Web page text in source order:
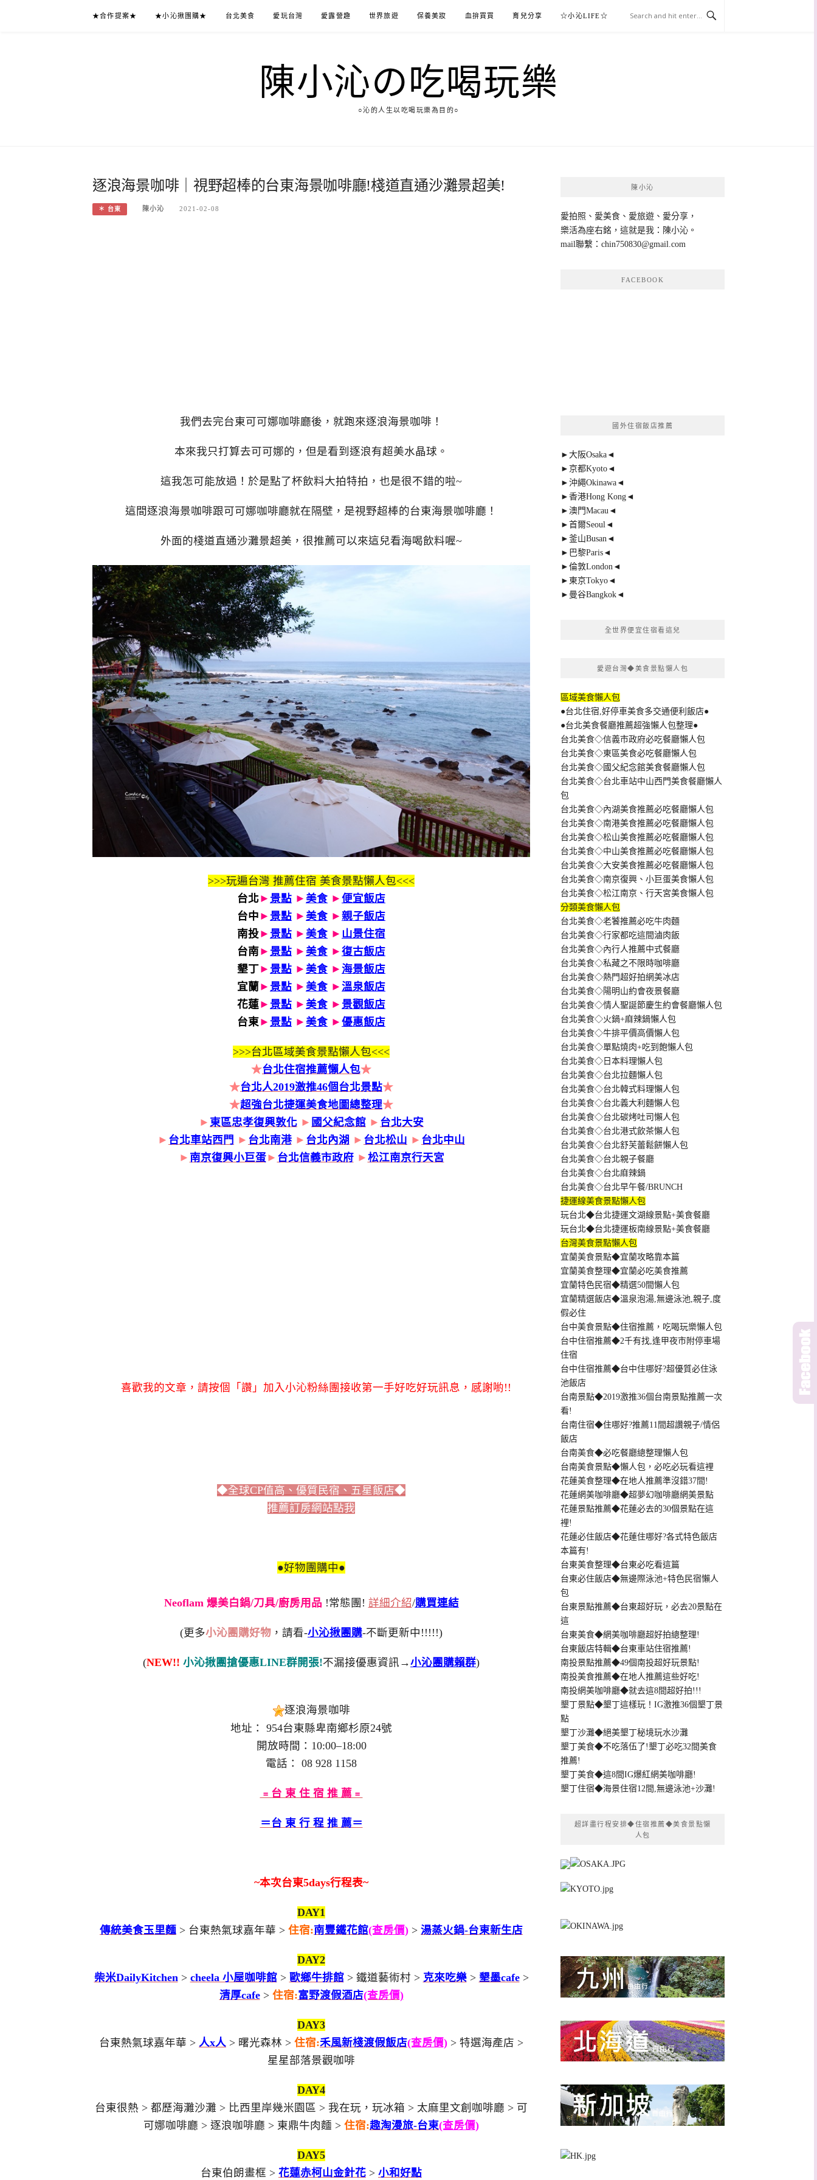
★合作提案★ ★小沁揪團購★ 台北美食 愛玩台灣 愛露營趣 世界旅遊 保養美妝 血拚買買 育兒分享 ☆小沁LIFE☆
陳小沁の吃喝玩樂
○沁的人生以吃喝玩樂為目的○
逐浪海景咖啡｜視野超棒的台東海景咖啡廳!棧道直通沙灘景超美!
＊ 台東 陳小沁 2021-02-08
我們去完台東可可娜咖啡廳後，就跑來逐浪海景咖啡！
本來我只打算去可可娜的，但是看到逐浪有超美水晶球。
這我怎可能放過！於是點了杯飲料大拍特拍，也是很不錯的啦~
這間逐浪海景咖啡跟可可娜咖啡廳就在隔壁，是視野超棒的台東海景咖啡廳！
外面的棧道直通沙灘景超美，很推薦可以來這兒看海喝飲料喔~
>>>玩遍台灣 推薦住宿 美食景點懶人包<<<
台北► 景點 ► 美食 ► 便宜飯店
台中 ► 景點 ► 美食 ► 親子飯店
南投► 景點 ► 美食 ► 山景住宿
台南► 景點 ► 美食 ► 復古飯店
墾丁► 景點 ► 美食 ► 海景飯店
宜蘭► 景點 ► 美食 ► 溫泉飯店
花蓮► 景點 ► 美食 ► 景觀飯店
台東► 景點 ► 美食 ► 優惠飯店
>>>台北區域美食景點懶人包<<<
★台北住宿推薦懶人包★
★台北人2019激推46個台北景點★
★超強台北捷運美食地圖總整理★
► 東區忠孝復興敦化 ► 國父紀念館 ► 台北大安
► 台北車站西門 ► 台北南港 ► 台北內湖 ► 台北松山 ► 台北中山
► 南京復興小巨蛋► 台北信義市政府► 松江南京行天宮
喜歡我的文章，請按個「讚」加入小沁粉絲團接收第一手好吃好玩訊息，感謝喲!!
◆全球CP值高、優質民宿、五星飯店◆
推薦訂房網站點我
●好物團購中●
Neoflam 爆美白鍋/刀具/廚房用品 !常態團! 詳細介紹/購買連結
(更多小沁團購好物 ，請看-小沁揪團購-不斷更新中!!!!!)
(NEW!! 小沁揪團搶優惠LINE群開張!不漏接優惠資訊→小沁團購賴群)
逐浪海景咖啡
地址： 954台東縣卑南鄉杉原24號
開放時間：10:00–18:00
電話： 08 928 1158
﹦台 東 住 宿 推 薦﹦
＝台 東 行 程 推 薦＝
~本次台東5days行程表~
DAY1
傳統美食玉里麵 > 台東熱氣球嘉年華 > 住宿:南豐鐵花館(查房價) > 湯蒸火鍋-台東新生店
DAY2
柴米DailyKitchen> cheela 小屋咖啡館> 歐鄉牛排館> 鐵道藝術村 > 克來吃樂> 墾墨cafe>
清厚cafe> 住宿:富野渡假酒店(查房價)
DAY3
台東熱氣球嘉年華 > 人x人 > 曙光森林 > 住宿:禾風新棧渡假飯店(查房價) > 特選海產店 >
星星部落景觀咖啡
DAY4
台東很熱 > 都歷海灘沙灘 > 比西里岸幾米園區 > 我在玩，玩冰箱 > 太麻里文創咖啡廳 > 可
可娜咖啡廳 > 逐浪咖啡廳 > 東鼎牛肉麵 > 住宿:趣淘漫旅-台東(查房價)
DAY5
台東伯朗畫框 > 花蓮赤柯山金針花 > 小和好點
陳小沁
愛拍照、愛美食、愛旅遊、愛分享，
樂活為座右銘，這就是我：陳小沁。
mail聯繫： chin750830@gmail.com
FACEBOOK
國外住宿飯店推薦
►大阪Osaka◄
►京都Kyoto◄
►沖繩Okinawa◄
►香港Hong Kong◄
►澳門Macau◄
►首爾Seoul◄
►釜山Busan◄
►巴黎Paris◄
►倫敦London◄
►東京Tokyo◄
►曼谷Bangkok◄
全世界便宜住宿看這兒
愛遊台灣◆美食景點懶人包
區域美食懶人包
●台北住宿,好停車美食多交通便利飯店●
●台北美食餐廳推薦超強懶人包整理●
台北美食◇信義市政府必吃餐廳懶人包
台北美食◇東區美食必吃餐廳懶人包
台北美食◇國父紀念館美食餐廳懶人包
台北美食◇台北車站中山西門美食餐廳懶人
包
台北美食◇內湖美食推薦必吃餐廳懶人包
台北美食◇南港美食推薦必吃餐廳懶人包
台北美食◇松山美食推薦必吃餐廳懶人包
台北美食◇中山美食推薦必吃餐廳懶人包
台北美食◇大安美食推薦必吃餐廳懶人包
台北美食◇南京復興、小巨蛋美食懶人包
台北美食◇松江南京、行天宮美食懶人包
分類美食懶人包
台北美食◇老饕推薦必吃牛肉麵
台北美食◇行家都吃這間滷肉飯
台北美食◇內行人推薦中式餐廳
台北美食◇私藏之不限時咖啡廳
台北美食◇熱門超好拍網美冰店
台北美食◇陽明山約會夜景餐廳
台北美食◇情人聖誕節慶生約會餐廳懶人包
台北美食◇火鍋+麻辣鍋懶人包
台北美食◇牛排平價高價懶人包
台北美食◇單點燒肉+吃到飽懶人包
台北美食◇日本料理懶人包
台北美食◇台北拉麵懶人包
台北美食◇台北韓式料理懶人包
台北美食◇台北義大利麵懶人包
台北美食◇台北碳烤吐司懶人包
台北美食◇台北港式飲茶懶人包
台北美食◇台北舒芙蕾鬆餅懶人包
台北美食◇台北親子餐廳
台北美食◇台北麻辣鍋
台北美食◇台北早午餐/BRUNCH
捷運線美食景點懶人包
玩台北◆台北捷運文湖線景點+美食餐廳
玩台北◆台北捷運板南線景點+美食餐廳
台灣美食景點懶人包
宜蘭美食景點◆宜蘭攻略靠本篇
宜蘭美食整理◆宜蘭必吃美食推薦
宜蘭特色民宿◆精選50間懶人包
宜蘭精選飯店◆溫泉泡湯,無邊泳池,親子,度
假必住
台中美食景點◆住宿推薦，吃喝玩樂懶人包
台中住宿推薦◆2千有找,逢甲夜市附停車場
住宿
台中住宿推薦◆台中住哪好?超優質必住泳
池飯店
台南景點◆2019激推36個台南景點推薦一次
看!
台南住宿◆住哪好?推薦11間超讚親子/情侶
飯店
台南美食◆必吃餐廳總整理懶人包
台南美食景點◆懶人包，必吃必玩看這裡
花蓮美食整理◆在地人推薦準沒錯37間!
花蓮網美咖啡廳◆超夢幻咖啡廳網美景點
花蓮景點推薦◆花蓮必去的30個景點在這
裡!
花蓮必住飯店◆花蓮住哪好?各式特色飯店
本篇有!
台東美食整理◆台東必吃看這篇
台東必住飯店◆無邊際泳池+特色民宿懶人
包
台東景點推薦◆台東超好玩，必去20景點在
這
台東美食◆網美咖啡廳超好拍總整理!
台東飯店特輯◆台東車站住宿推薦!
南投景點推薦◆49個南投超好玩景點!
南投美食推薦◆在地人推薦這些好吃!
南投網美咖啡廳◆就去這8間超好拍!!!
墾丁景點◆墾丁這樣玩！IG激推36個墾丁景
點
墾丁沙灘◆絕美墾丁秘境玩水沙灘
墾丁美食◆不吃落伍了!墾丁必吃32間美食
推薦!
墾丁美食◆這8間IG爆紅網美咖啡廳!
墾丁住宿◆海景住宿12間,無邊泳池+沙灘!
超詳盡行程安排◆住宿推薦◆美食景點懶
人包